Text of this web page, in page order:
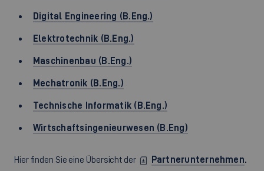
Digital Engineering (B.Eng.)
Elektrotechnik (B.Eng.)
Maschinenbau (B.Eng.)
Mechatronik (B.Eng.)
Technische Informatik (B.Eng.)
Wirtschaftsingenieurwesen (B.Eng)
Hier finden Sie eine Übersicht der Partnerunternehmen.